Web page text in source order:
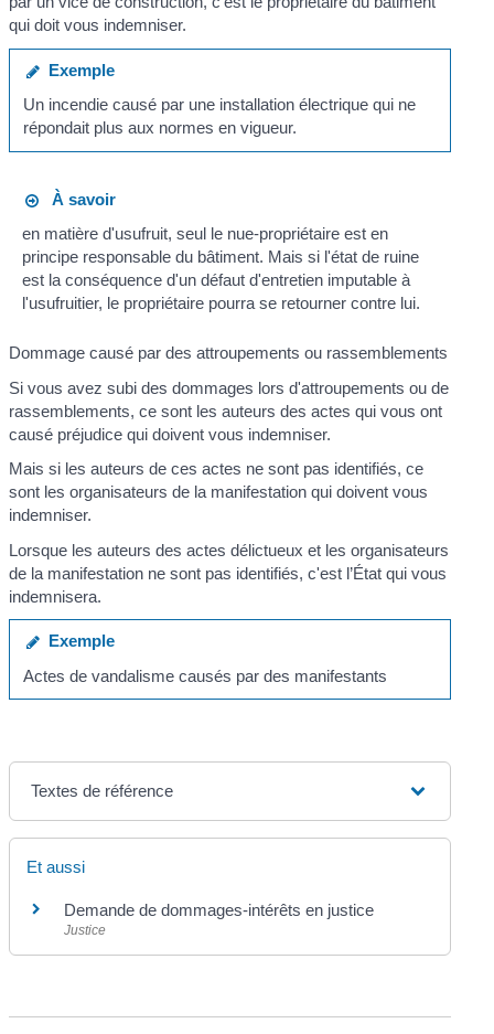
qui doit vous indemniser.
Exemple
Un incendie causé par une installation électrique qui ne
répondait plus aux normes en vigueur.
À savoir
en matière d'usufruit, seul le nue-propriétaire est en
principe responsable du bâtiment. Mais si l'état de ruine
est la conséquence d'un défaut d'entretien imputable à
l'usufruitier, le propriétaire pourra se retourner contre lui.
Dommage causé par des attroupements ou rassemblements
Si vous avez subi des dommages lors d'attroupements ou de
rassemblements, ce sont les auteurs des actes qui vous ont
causé préjudice qui doivent vous indemniser.
Mais si les auteurs de ces actes ne sont pas identifiés, ce
sont les organisateurs de la manifestation qui doivent vous
indemniser.
Lorsque les auteurs des actes délictueux et les organisateurs
de la manifestation ne sont pas identifiés, c'est l’État qui vous
indemnisera.
Exemple
Actes de vandalisme causés par des manifestants
Textes de référence
Et aussi
Demande de dommages-intérêts en justice
Justice